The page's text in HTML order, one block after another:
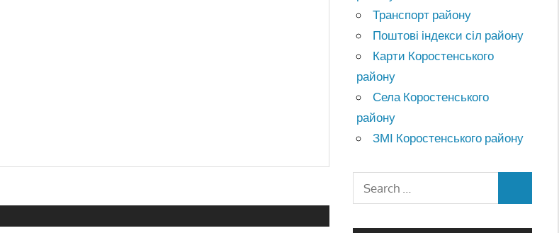
Транспорт району
Поштові індекси сіл району
Карти Коростенського
району
Села Коростенського
району
ЗМІ Коростенського району